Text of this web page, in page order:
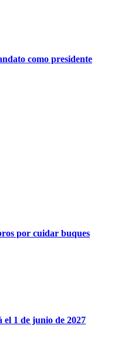
como presidente
por cuidar buques
1 de junio de 2027